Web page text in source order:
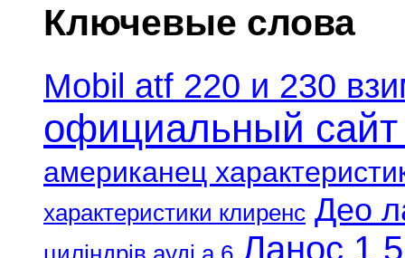
Ключевые слова
Mobil atf 220 и 230
официальный сайт
американец
характеристики клиренс Део
Ланос 1